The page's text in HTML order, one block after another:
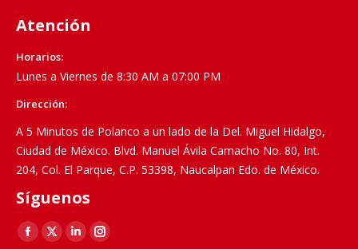
Atención
Horarios:
Lunes a Viernes de 8:30 AM a 07:00 PM
Dirección:
A 5 Minutos de Polanco a un lado de la Del. Miguel Hidalgo,
Ciudad de México. Blvd. Manuel Ávila Camacho No. 80, Int.
204, Col. El Parque, C.P. 53398, Naucalpan Edo. de México.
Síguenos
Find us on:
Facebook
X
LinkedinInstagram